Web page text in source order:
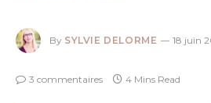
By SYLVIE DELORME 18 juin
3 commentaires 4 Mins Read